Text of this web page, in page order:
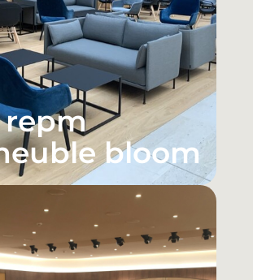
repm
bloom